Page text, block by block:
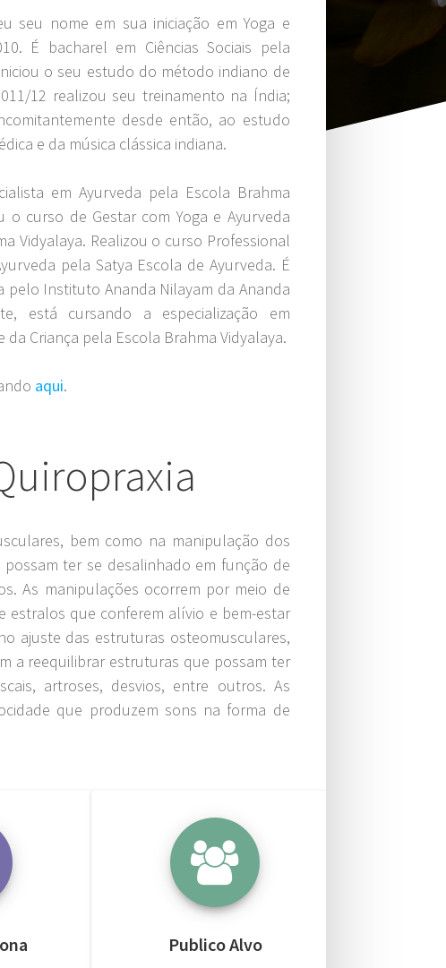
seu nome em sua iniciação em Yoga e
É bacharel em Ciências Sociais pela
iniciou o seu estudo do método indiano de
12 realizou seu treinamento na Índia;
desde então, ao estudo
e da música clássica indiana.
em Ayurveda pela Escola Brahma
o curso de Gestar com Yoga e Ayurveda
Vidyalaya. Realizou o curso Professional
pela Satya Escola de Ayurveda. É
pelo Instituto Ananda Nilayam da Ananda
está cursando a especialização em
da Criança pela Escola Brahma Vidyalaya.
aqui.
bem como na manipulação dos
ter se desalinhado em função de
As manipulações ocorrem por meio de
estralos que conferem alívio e bem-estar
ajuste das estruturas osteomusculares,
a reequilibrar estruturas que possam ter
artroses, desvios, entre outros. As
que produzem sons na forma de
Publico Alvo